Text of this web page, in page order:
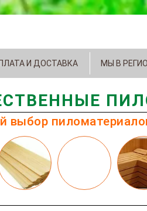
И ДОСТАВКА МЫ В
выбор